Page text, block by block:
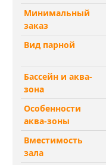
Минимальный
заказ
Вид парной
Бассейн и аква-
зона
Особенности
аква-зоны
Вместимость
зала